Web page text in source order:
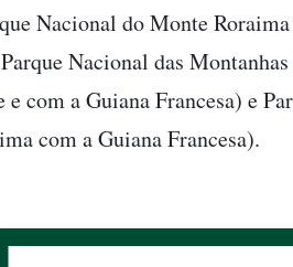
Nacional do Monte
Nacional das
com a Guiana Francesa) e
com a Guiana Francesa).